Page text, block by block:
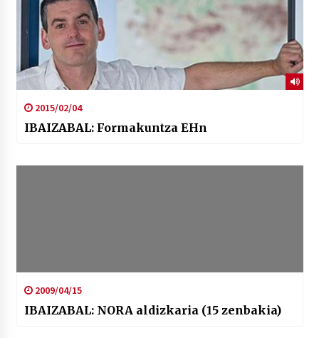
2015/02/04
IBAIZABAL: Formakuntza EHn
2009/04/15
IBAIZABAL: NORA aldizkaria (15 zenbakia)